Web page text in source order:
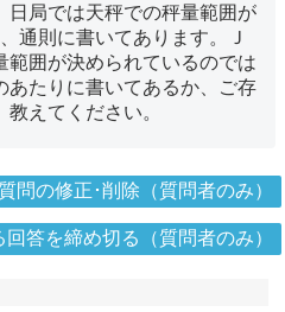
日局では天秤での秤量範囲が
通則に書いてあります。Ｊ
範囲が決められているのでは
あたりに書いてあるか、ご存
えてください。
問の修正･削除（質問者のみ）
答を締め切る（質問者のみ）